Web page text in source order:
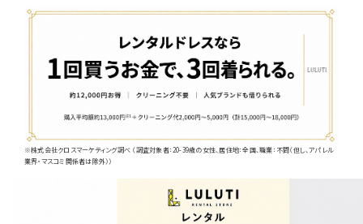
※株式会社クロスマーケティング調べ （調査対象者：20-39歳の女性、居住地：全国、職業：不問（但し、アパレル
業界・マスコミ関係者は除外））